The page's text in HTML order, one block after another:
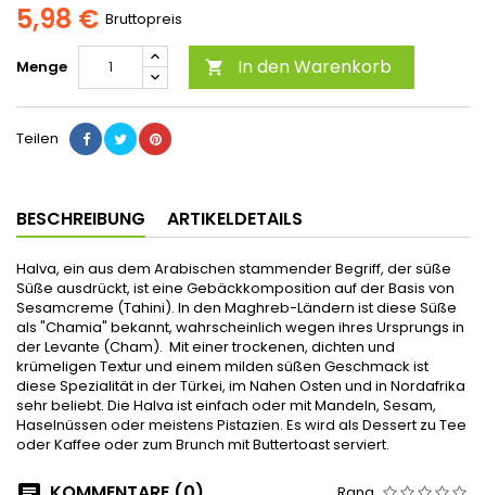
5,98 € Bruttopreis
Menge  In den Warenkorb
Teilen
BESCHREIBUNG ARTIKELDETAILS
Halva, ein aus dem Arabischen stammender Begriff, der süße
Süße ausdrückt, ist eine Gebäckkomposition auf der Basis von
Sesamcreme (Tahini). In den Maghreb-Ländern ist diese Süße
als "Chamia" bekannt, wahrscheinlich wegen ihres Ursprungs in
der Levante (Cham). Mit einer trockenen, dichten und
krümeligen Textur und einem milden süßen Geschmack ist
diese Spezialität in der Türkei, im Nahen Osten und in Nordafrika
sehr beliebt. Die Halva ist einfach oder mit Mandeln, Sesam,
Haselnüssen oder meistens Pistazien. Es wird als Dessert zu Tee
oder Kaffee oder zum Brunch mit Buttertoast serviert.